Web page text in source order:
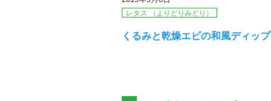
レタス （よりどりみどり）
くるみと乾燥エビの和風ディップ